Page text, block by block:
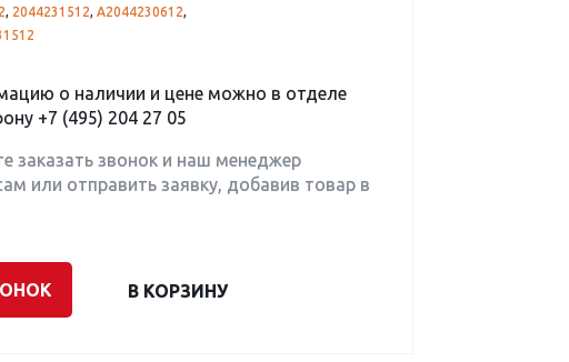
, 2044231512, A2044230612,
о наличии и цене можно в отделе
+7 (495) 204 27 05
заказать звонок и наш менеджер
или отправить заявку, добавив товар в
В КОРЗИНУ